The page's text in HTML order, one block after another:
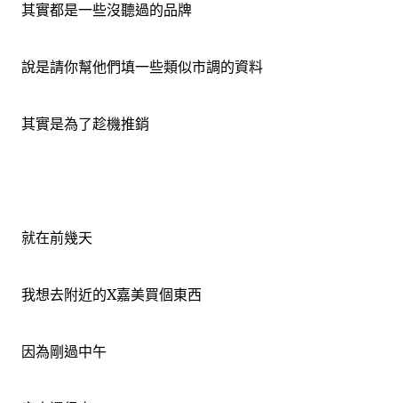
其實都是一些沒聽過的品牌
說是請你幫他們填一些類似市調的資料
其實是為了趁機推銷
就在前幾天
我想去附近的X嘉美買個東西
因為剛過中午